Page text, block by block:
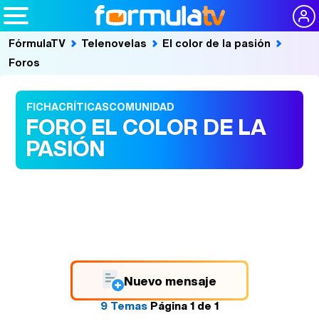
FórmulaTV Telenovelas
El color de la pasión
Foros
FICHACRÍTICASCOMUNIDAD
FORO EL COLOR DE LA
PASIÓN
Nuevo mensaje
9 TemasPágina1de1